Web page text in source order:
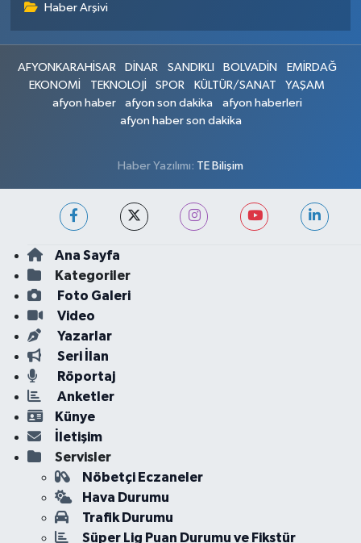
Haber Arşivi
AFYONKARAHİSAR DİNAR SANDIKLI BOLVADİN
EMİRDAĞ
EKONOMİ
TEKNOLOJİ SPOR KÜLTÜR/SANAT
YAŞAM
afyon haber
afyon son dakika
afyon haberleri
afyon haber son dakika
Haber Yazılımı: TE Bilişim
Ana Sayfa
Kategoriler
Foto Galeri
Video
Yazarlar
Seri İlan
Röportaj
Anketler
Künye
İletişim
Servisler
Nöbetçi Eczaneler
Hava Durumu
Trafik Durumu
Süper Lig Puan Durumu ve Fikstür